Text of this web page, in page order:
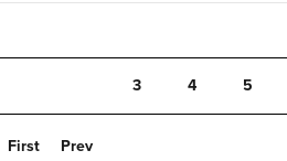
First Prev
3 4 5